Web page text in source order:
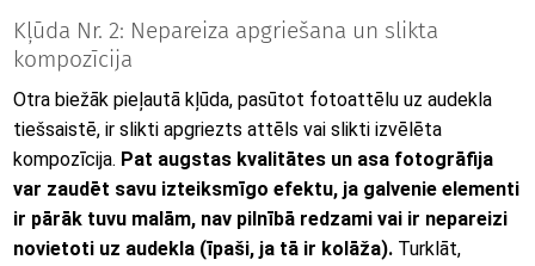
Kļūda Nr. 2: Nepareiza apgriešana un slikta
kompozīcija
Otra biežāk pieļautā kļūda, pasūtot fotoattēlu uz audekla
tiešsaistē, ir slikti apgriezts attēls vai slikti izvēlēta
kompozīcija. Pat augstas kvalitātes un asa fotogrāfija
var zaudēt savu izteiksmīgo efektu, ja galvenie elementi
ir pārāk tuvu malām, nav pilnībā redzami vai ir nepareizi
novietoti uz audekla (īpaši, ja tā ir kolāža). Turklāt,